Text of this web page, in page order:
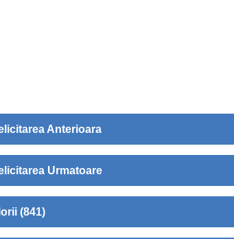
Anterioara
Urmatoare
(841)